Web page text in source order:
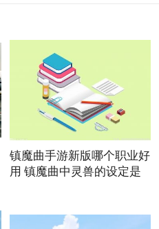
镇魔曲手游新版哪个职业好
用 镇魔曲中灵兽的设定是